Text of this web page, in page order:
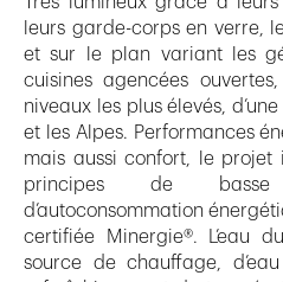
leurs garde-corps en verre,
et sur le plan variant les
cuisines agencées
niveaux les plus élevés,
et les Alpes. Performances
mais aussi confort, le projet
principes de basse
d’autoconsommation
certifiée Minergie®. L’eau
source de chauffage,